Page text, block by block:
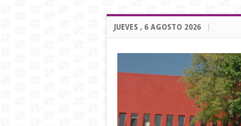
JUEVES , 6 AGOSTO 2026